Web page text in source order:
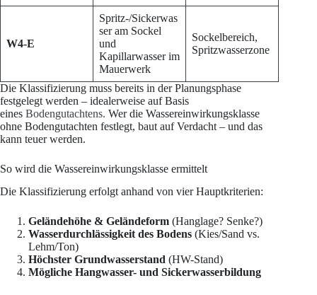
W4-E
Spritz-/Sickerwas
ser am Sockel
und
Kapillarwasser im
Mauerwerk
Sockelbereich,
Spritzwasserzone
Die Klassifizierung muss bereits in der Planungsphase
festgelegt werden – idealerweise auf Basis
eines Bodengutachtens. Wer die Wassereinwirkungsklasse
ohne Bodengutachten festlegt, baut auf Verdacht – und das
kann teuer werden.
So wird die Wassereinwirkungsklasse ermittelt
Die Klassifizierung erfolgt anhand von vier Hauptkriterien:
Geländehöhe & Geländeform (Hanglage? Senke?)
Wasserdurchlässigkeit des Bodens (Kies/Sand vs.
Lehm/Ton)
Höchster Grundwasserstand (HW-Stand)
Mögliche Hangwasser- und Sickerwasserbildung